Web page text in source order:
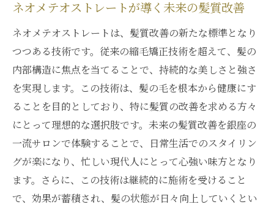
銀座ならではのネオメテオストレート体験
ネオメテオストレートで柔らかでしなやかな髪
質を実現
ネオメテオストレートで叶う理想の髪質
柔らかでしなやかな髪を得るためのネオメ
テオストレート
髪の質感を変えるネオメテオストレートの
効果
ネオメテオストレートで髪の内側から変化
を実感
ネオメテオストレートが導く未来の髪質改善
ネオメテオストレートは、髪質改善の新たな標準となり
つつある技術です。従来の縮毛矯正技術を超えて、髪の
内部構造に焦点を当てることで、持続的な美しさと強さ
を実現します。この技術は、髪の毛を根本から健康にす
ることを目的としており、特に髪質の改善を求める方々
にとって理想的な選択肢です。未来の髪質改善を銀座の
一流サロンで体験することで、日常生活でのスタイリン
グが楽になり、忙しい現代人にとって心強い味方となり
ます。さらに、この技術は継続的に施術を受けること
で、効果が蓄積され、髪の状態が日々向上していくとい